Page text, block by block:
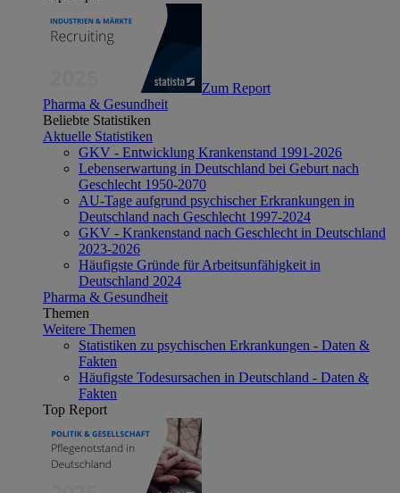
Zum Report
Pharma & Gesundheit
Beliebte Statistiken
Aktuelle Statistiken
GKV - Entwicklung Krankenstand 1991-2026
Lebenserwartung in Deutschland bei Geburt nach
Geschlecht 1950-2070
AU-Tage aufgrund psychischer Erkrankungen in
Deutschland nach Geschlecht 1997-2024
GKV - Krankenstand nach Geschlecht in Deutschland
2023-2026
Häufigste Gründe für Arbeitsunfähigkeit in
Deutschland 2024
Pharma & Gesundheit
Themen
Weitere Themen
Statistiken zu psychischen Erkrankungen - Daten &
Fakten
Häufigste Todesursachen in Deutschland - Daten &
Fakten
Top Report